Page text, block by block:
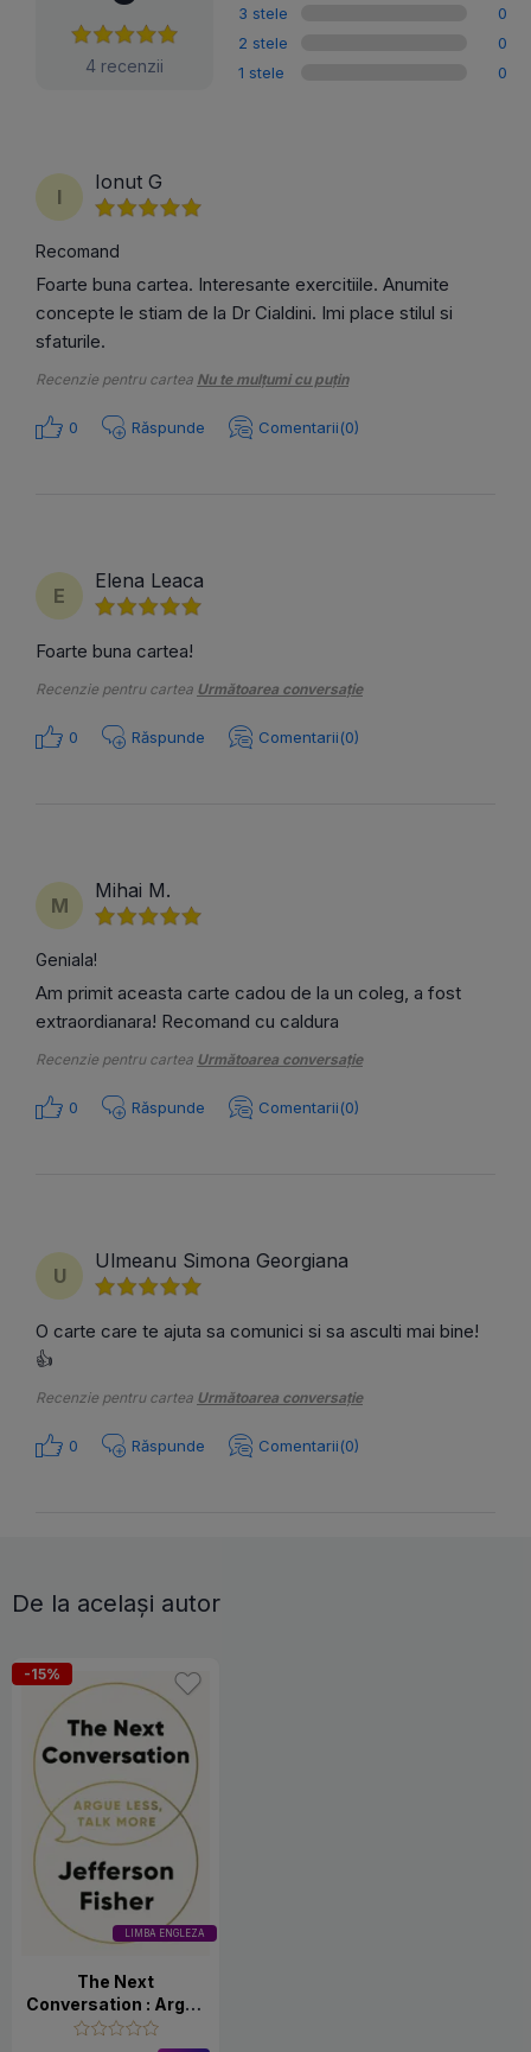
4 recenzii
3 stele
0
2 stele
0
1 stele
0
I
Ionut G
Recomand
Foarte buna cartea. Interesante exercitiile. Anumite
concepte le stiam de la Dr Cialdini. Imi place stilul si
sfaturile.
Recenzie pentru cartea Nu te mulțumi cu puțin
0 Răspunde Comentarii(0)
E
Elena Leaca
Foarte buna cartea!
Recenzie pentru cartea Următoarea conversație
0 Răspunde Comentarii(0)
M
Mihai M.
Geniala!
Am primit aceasta carte cadou de la un coleg, a fost
extraordianara! Recomand cu caldura
Recenzie pentru cartea Următoarea conversație
0 Răspunde Comentarii(0)
U
Ulmeanu Simona Georgiana
O carte care te ajuta sa comunici si sa asculti mai bine!
👍
Recenzie pentru cartea Următoarea conversație
0 Răspunde Comentarii(0)
De la același autor
LIMBA ENGLEZA
-15%
The Next
Conversation : Argue
Less, Talk More